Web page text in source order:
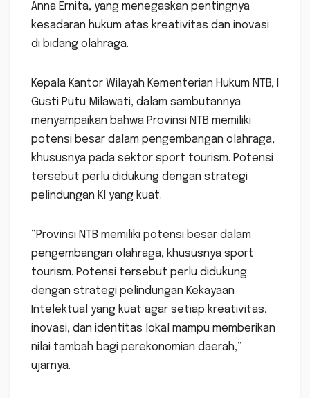
Anna Ernita, yang menegaskan pentingnya
kesadaran hukum atas kreativitas dan inovasi
di bidang olahraga.
Kepala Kantor Wilayah Kementerian Hukum NTB, I
Gusti Putu Milawati, dalam sambutannya
menyampaikan bahwa Provinsi NTB memiliki
potensi besar dalam pengembangan olahraga,
khususnya pada sektor sport tourism. Potensi
tersebut perlu didukung dengan strategi
pelindungan KI yang kuat.
“Provinsi NTB memiliki potensi besar dalam
pengembangan olahraga, khususnya sport
tourism. Potensi tersebut perlu didukung
dengan strategi pelindungan Kekayaan
Intelektual yang kuat agar setiap kreativitas,
inovasi, dan identitas lokal mampu memberikan
nilai tambah bagi perekonomian daerah,”
ujarnya.